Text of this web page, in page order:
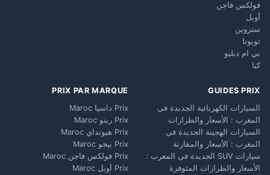
فولكس فاجن
أوبل
ستروين
تويوتا
بي ام دبليو
كيا
GUIDES PRIX
السيارات الكهربائية الجديدة في
المغرب : الأسعار والطرازات
السيارات الهجينة الجديدة في
المغرب : الأسعار والمقارنة
سيارات SUV الجديدة في المغرب :
الأسعار والطرازات المتوفرة
PRIX PAR MARQUE
Prix داسيا Maroc
Prix رينو Maroc
Prix هيونداي Maroc
Prix بيجو Maroc
Prix فولكس فاجن Maroc
Prix أوبل Maroc